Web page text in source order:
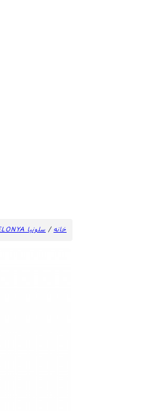
خانه/ سلونیا SELONYA